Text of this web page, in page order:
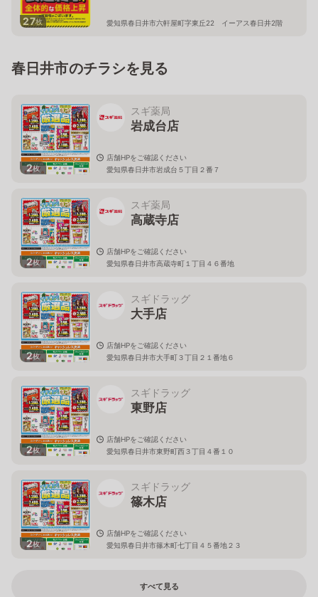
27枚 愛知県春日井市六軒屋町字東丘22 イーアス春日井2階
春日井市のチラシを見る
2枚
スギ薬局
岩成台店
店舗HPをご確認ください
愛知県春日井市岩成台５丁目２番７
2枚
スギ薬局
高蔵寺店
店舗HPをご確認ください
愛知県春日井市高蔵寺町１丁目４６番地
2枚
スギドラッグ
大手店
店舗HPをご確認ください
愛知県春日井市大手町３丁目２１番地６
2枚
スギドラッグ
東野店
店舗HPをご確認ください
愛知県春日井市東野町西３丁目４番１０
2枚
スギドラッグ
篠木店
店舗HPをご確認ください
愛知県春日井市篠木町七丁目４５番地２３
すべて見る